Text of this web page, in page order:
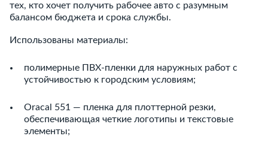
тех, кто хочет получить рабочее авто с разумным
балансом бюджета и срока службы.
Использованы материалы:
полимерные ПВХ-пленки для наружных работ с
устойчивостью к городским условиям;
Oracal 551 — пленка для плоттерной резки,
обеспечивающая четкие логотипы и текстовые
элементы;